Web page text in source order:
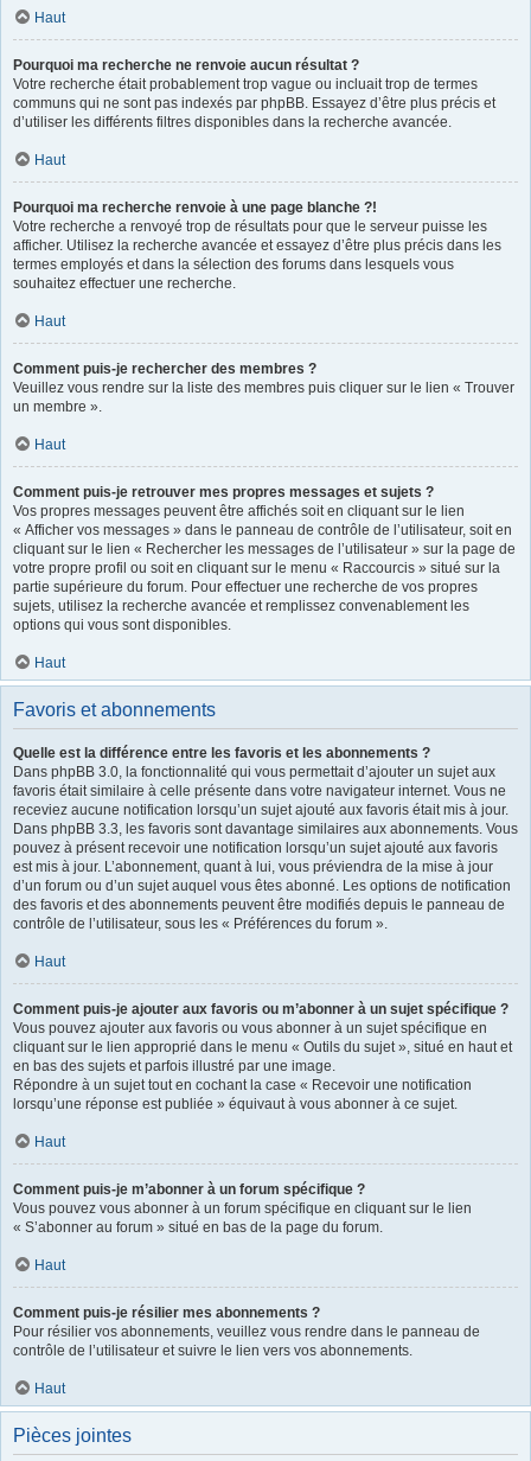
Haut
Pourquoi ma recherche ne renvoie aucun résultat ?
Votre recherche était probablement trop vague ou incluait trop de termes
communs qui ne sont pas indexés par phpBB. Essayez d’être plus précis et
d’utiliser les différents filtres disponibles dans la recherche avancée.
Haut
Pourquoi ma recherche renvoie à une page blanche ?!
Votre recherche a renvoyé trop de résultats pour que le serveur puisse les
afficher. Utilisez la recherche avancée et essayez d’être plus précis dans les
termes employés et dans la sélection des forums dans lesquels vous
souhaitez effectuer une recherche.
Haut
Comment puis-je rechercher des membres ?
Veuillez vous rendre sur la liste des membres puis cliquer sur le lien « Trouver
un membre ».
Haut
Comment puis-je retrouver mes propres messages et sujets ?
Vos propres messages peuvent être affichés soit en cliquant sur le lien
« Afficher vos messages » dans le panneau de contrôle de l’utilisateur, soit en
cliquant sur le lien « Rechercher les messages de l’utilisateur » sur la page de
votre propre profil ou soit en cliquant sur le menu « Raccourcis » situé sur la
partie supérieure du forum. Pour effectuer une recherche de vos propres
sujets, utilisez la recherche avancée et remplissez convenablement les
options qui vous sont disponibles.
Haut
Favoris et abonnements
Quelle est la différence entre les favoris et les abonnements ?
Dans phpBB 3.0, la fonctionnalité qui vous permettait d’ajouter un sujet aux
favoris était similaire à celle présente dans votre navigateur internet. Vous ne
receviez aucune notification lorsqu’un sujet ajouté aux favoris était mis à jour.
Dans phpBB 3.3, les favoris sont davantage similaires aux abonnements. Vous
pouvez à présent recevoir une notification lorsqu’un sujet ajouté aux favoris
est mis à jour. L’abonnement, quant à lui, vous préviendra de la mise à jour
d’un forum ou d’un sujet auquel vous êtes abonné. Les options de notification
des favoris et des abonnements peuvent être modifiés depuis le panneau de
contrôle de l’utilisateur, sous les « Préférences du forum ».
Haut
Comment puis-je ajouter aux favoris ou m’abonner à un sujet spécifique ?
Vous pouvez ajouter aux favoris ou vous abonner à un sujet spécifique en
cliquant sur le lien approprié dans le menu « Outils du sujet », situé en haut et
en bas des sujets et parfois illustré par une image.
Répondre à un sujet tout en cochant la case « Recevoir une notification
lorsqu’une réponse est publiée » équivaut à vous abonner à ce sujet.
Haut
Comment puis-je m’abonner à un forum spécifique ?
Vous pouvez vous abonner à un forum spécifique en cliquant sur le lien
« S’abonner au forum » situé en bas de la page du forum.
Haut
Comment puis-je résilier mes abonnements ?
Pour résilier vos abonnements, veuillez vous rendre dans le panneau de
contrôle de l’utilisateur et suivre le lien vers vos abonnements.
Haut
Pièces jointes